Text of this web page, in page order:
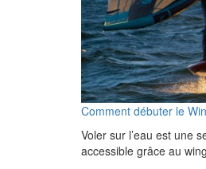
Comment débuter le
Voler sur l’eau est une
accessible grâce au